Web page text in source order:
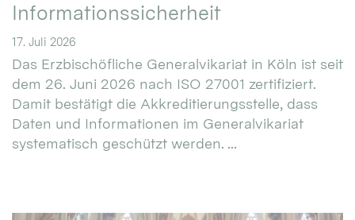
Informationssicherheit
17. Juli 2026
Das Erzbischöfliche Generalvikariat in Köln ist seit
dem 26. Juni 2026 nach ISO 27001 zertifiziert.
Damit bestätigt die Akkreditierungsstelle, dass
Daten und Informationen im Generalvikariat
systematisch geschützt werden. ...